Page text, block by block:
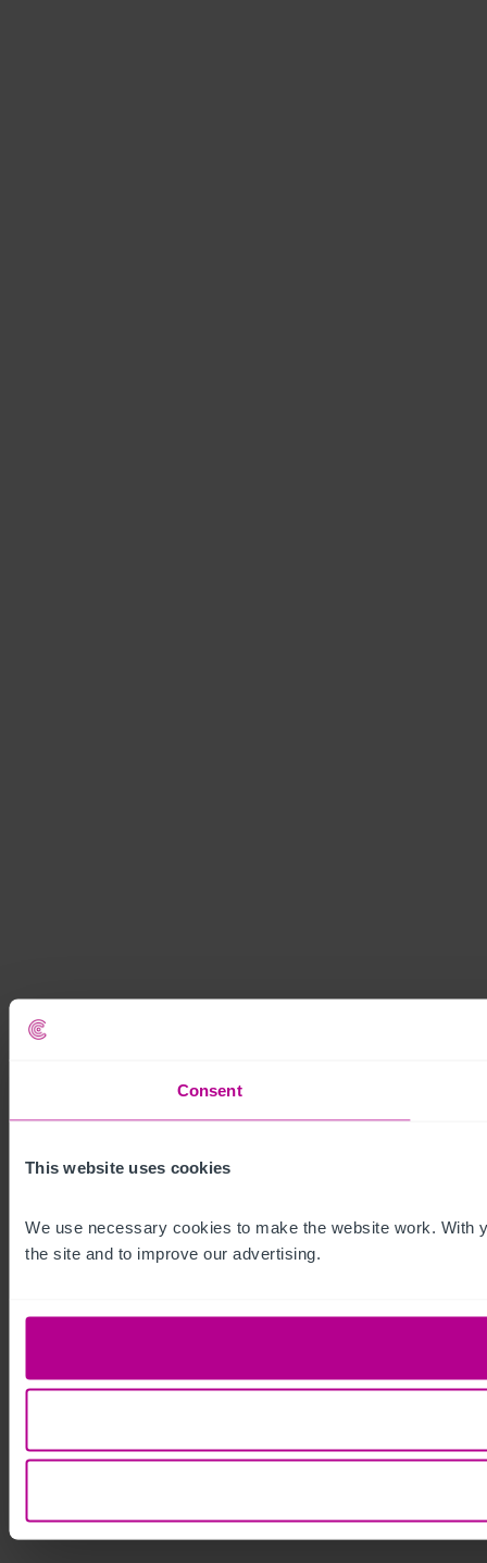
Consent
This website uses cookies
We use necessary cookies to make the website work. With
the site and to improve our advertising.